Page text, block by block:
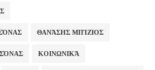
ΘΑΝΆΣΗΣ ΜΠΊΖΙΟΣ
ΚΟΙΝΩΝΙΚΆ